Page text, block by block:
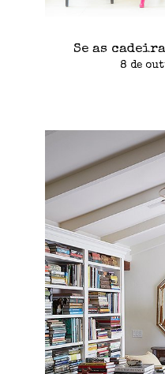
Se as
8 de